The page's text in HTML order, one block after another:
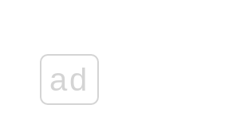
ad